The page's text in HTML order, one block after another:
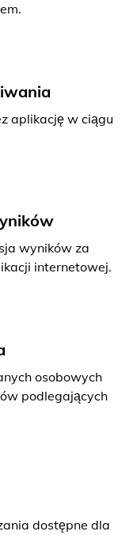
aplikację w ciągu
wyników za
internetowej.
osobowych
podlegających
dostępne dla